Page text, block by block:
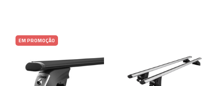
EM PROMOÇÃO